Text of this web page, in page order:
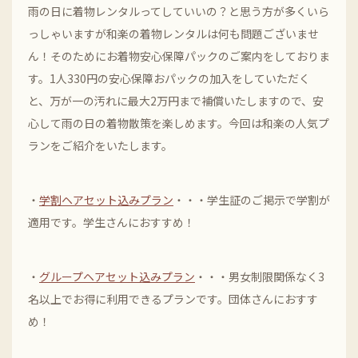
雨の日に着物レンタルってしていいの？と思う方が多くいら
っしゃいますが和楽の着物レンタルは何も問題ございませ
ん！そのためにお着物安心保障パックのご案内をしておりま
す。1人330円の安心保障おパックの加入をしていただく
と、万が一の汚れに最大2万円まで補償いたしますので、安
心して雨の日の着物散策を楽しめます。今回は和楽の人気プ
ランをご紹介をいたします。
・ 学割ヘアセット込みプラン ・・・学生証のご掲示で学割が
適用です。学生さんにおすすめ！
・ グループヘアセット込みプラン ・・・男女制限関係なく3
名以上でお得に利用できるプランです。団体さんにおすす
め！